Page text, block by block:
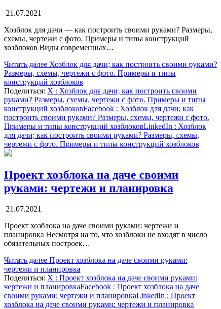
21.07.2021
Хозблок для дачи — как построить своими руками? Размеры,
схемы, чертежи с фото. Примеры и типы конструкций
хозблоков Виды современных…
Читать далее Хозблок для дачи; как построить своими руками?
Размеры, схемы, чертежи с фото. Примеры и типы
конструкций хозблоков
Поделиться: X : Хозблок для дачи; как построить своими
руками? Размеры, схемы, чертежи с фото. Примеры и типы
конструкций хозблоковFacebook : Хозблок для дачи; как
построить своими руками? Размеры, схемы, чертежи с фото.
Примеры и типы конструкций хозблоковLinkedIn : Хозблок
для дачи; как построить своими руками? Размеры, схемы,
чертежи с фото. Примеры и типы конструкций хозблоков
Проект хозблока на даче своими
руками: чертежи и планировка
21.07.2021
Проект хозблока на даче своими руками: чертежи и
планировка Несмотря на то, что хозблоки не входят в число
обязательных построек…
Читать далее Проект хозблока на даче своими руками:
чертежи и планировка
Поделиться: X : Проект хозблока на даче своими руками:
чертежи и планировкаFacebook : Проект хозблока на даче
своими руками: чертежи и планировкаLinkedIn : Проект
хозблока на даче своими руками: чертежи и планировка